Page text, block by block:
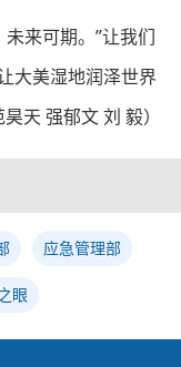
来可期。”让我们
大美湿地润泽世界
天 强郁文 刘 毅）
应急管理部
眼